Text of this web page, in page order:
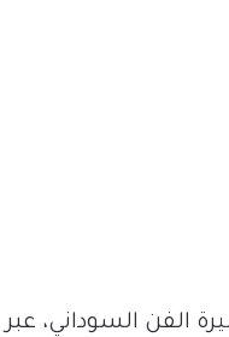
الفن السوداني، عبر